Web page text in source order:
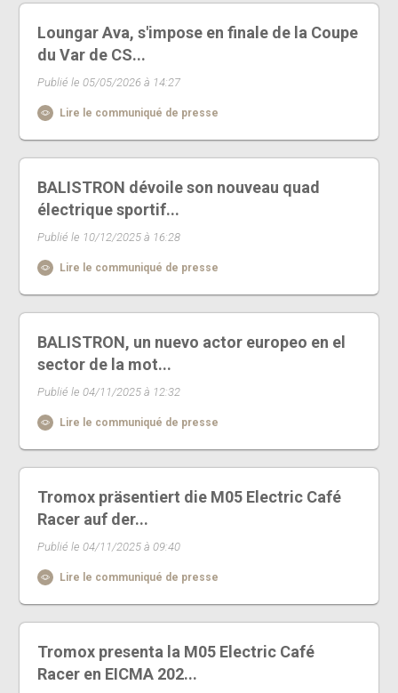
Loungar Ava, s'impose en finale de la Coupe
du Var de CS...
Publié le 05/05/2026 à 14:27
Lire le communiqué de presse
BALISTRON dévoile son nouveau quad
électrique sportif...
Publié le 10/12/2025 à 16:28
Lire le communiqué de presse
BALISTRON, un nuevo actor europeo en el
sector de la mot...
Publié le 04/11/2025 à 12:32
Lire le communiqué de presse
Tromox präsentiert die M05 Electric Café
Racer auf der...
Publié le 04/11/2025 à 09:40
Lire le communiqué de presse
Tromox presenta la M05 Electric Café
Racer en EICMA 202...